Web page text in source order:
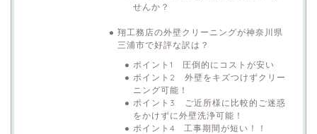
せんか？
翔工務店の外壁クリーニングが神奈川県
三浦市で好評な訳は？
ポイント1 圧倒的にコストが安い
ポイント2 外壁をキズつけずクリー
ニング可能！
ポイント3 ご近所様に比較的ご迷惑
をかけずに外壁洗浄可能！
ポイント4 工事期間が短い！！